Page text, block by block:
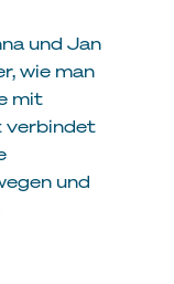
und Jan
wie man
mit
verbindet
und